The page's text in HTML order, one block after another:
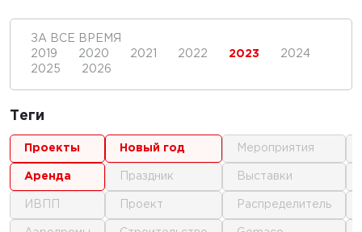
ЗА ВСЕ ВРЕМЯ
2019
2020 2021 2022 2023
2024
2025
2026
Теги
проекты
аренда
ИВПП
новый год
праздник
проект
мероприятия
выставки
распределитель